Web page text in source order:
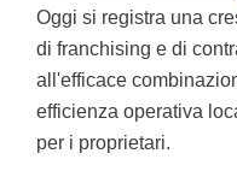
Oggi si registra una
di franchising e di
all'efficace
efficienza operativa
per i proprietari.